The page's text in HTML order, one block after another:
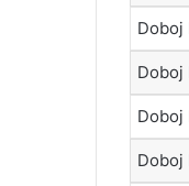
Doboj
Doboj
Doboj
Doboj